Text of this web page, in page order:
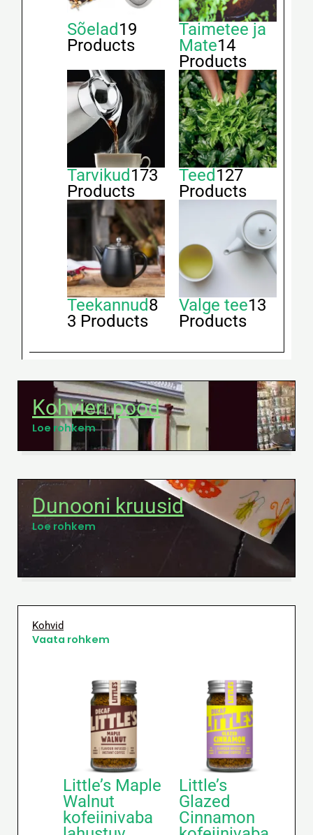
Sõelad19
Products
Taimetee ja
Mate14
Products
Tarvikud173
Products
Teed127
Products
Teekannud8
3 Products
Valge tee13
Products
Kohvieri pood
Loe rohkem
Dunooni kruusid
Loe rohkem
Kohvid
Vaata rohkem
Little’s Maple
Walnut
kofeiinivaba
Little’s
Glazed
Cinnamon